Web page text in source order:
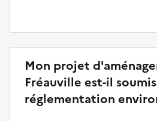
Mon projet
Fréauville est-il
réglementation